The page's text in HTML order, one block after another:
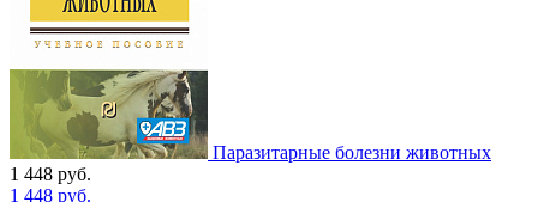
Паразитарные болезни животных
1 448 руб.
1 448 руб.